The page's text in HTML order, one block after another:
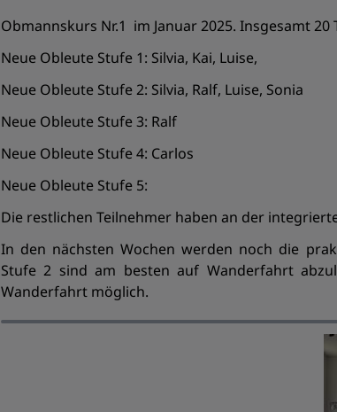
Obmannskurs Nr.1 im Januar 2025. Insgesamt 20
Neue Obleute Stufe 1: Silvia, Kai, Luise,
Neue Obleute Stufe 2: Silvia, Ralf, Luise, Sonia
Neue Obleute Stufe 3: Ralf
Neue Obleute Stufe 4: Carlos
Neue Obleute Stufe 5:
Die restlichen Teilnehmer haben an der
In den nächsten Wochen werden noch die
Stufe 2 sind am besten auf Wanderfahrt
Wanderfahrt möglich.